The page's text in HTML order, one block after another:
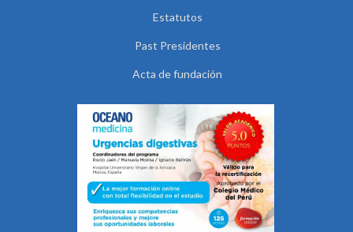
Estatutos
Past Presidentes
Acta de fundación